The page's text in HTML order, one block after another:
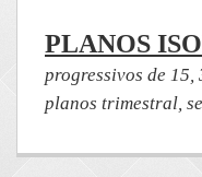
PLANOS
progressivos de 15,
planos trimestral,